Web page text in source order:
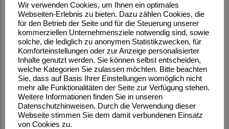
Wir verwenden Cookies, um Ihnen ein optimales
Webseiten-Erlebnis zu bieten. Dazu zählen Cookies, die
für den Betrieb der Seite und für die Steuerung unserer
kommerziellen Unternehmensziele notwendig sind, sowie
solche, die lediglich zu anonymen Statistikzwecken, für
Komforteinstellungen oder zur Anzeige personalisierter
Inhalte genutzt werden. Sie können selbst entscheiden,
welche Kategorien Sie zulassen möchten. Bitte beachten
Sie, dass auf Basis Ihrer Einstellungen womöglich nicht
mehr alle Funktionalitäten der Seite zur Verfügung stehen.
Weitere Informationen finden Sie in unseren
Datenschutzhinweisen. Durch die Verwendung dieser
Webseite stimmen Sie dem damit verbundenen Einsatz
von Cookies zu.